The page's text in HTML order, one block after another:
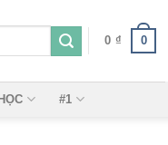
0 ₫ 0
#1